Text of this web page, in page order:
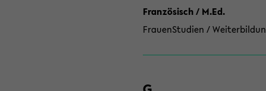
Französisch / M.Ed.
FrauenStudien /